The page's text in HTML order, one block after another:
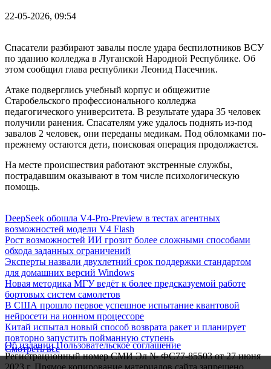
22-05-2026, 09:54
Спасатели разбирают завалы после удара беспилотников ВСУ
по зданию колледжа в Луганской Народной Республике. Об
этом сообщил глава республики Леонид Пасечник.
Атаке подверглись учебный корпус и общежитие
Старобельского профессионального колледжа
педагогического университета. В результате удара 35 человек
получили ранения. Спасателям уже удалось поднять из-под
завалов 2 человек, они переданы медикам. Под обломками по-
прежнему остаются дети, поисковая операция продолжается.
На месте происшествия работают экстренные службы,
пострадавшим оказывают в том числе психологическую
помощь.
DeepSeek обошла V4-Pro-Preview в тестах агентных
возможностей модели V4 Flash
Рост возможностей ИИ грозит более сложными способами
обхода заданных ограничений
Эксперты назвали двухлетний срок поддержки стандартом
для домашних версий Windows
Новая методика МГУ ведёт к более предсказуемой работе
бортовых систем самолетов
В США прошло первое успешное испытание квантовой
нейросети на ионном процессоре
Китай испытал новый способ возврата ракет и планирует
повторно запустить пойманную ступень
Смотреть все
Об издании Пользовательское соглашение
Регистрационный номер СМИ Эл № ФС77-85503 от 27 июня